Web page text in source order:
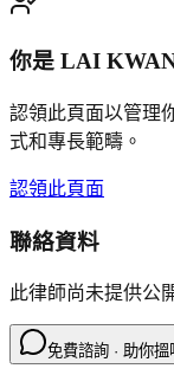
你是 LAI
認領此頁面以管理
式和專長範疇。
認領此頁面
聯絡資料
此律師尚未提供公
免費諮詢 · 助你搵